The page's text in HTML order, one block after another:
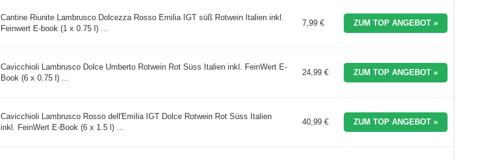
Cantine Riunite Lambrusco Dolcezza Rosso Emilia IGT süß Rotwein Italien inkl.
Feinwert E-book (1 x 0.75 l) ...
7,99 € ZUM TOP ANGEBOT »
Cavicchioli Lambrusco Dolce Umberto Rotwein Rot Süss Italien inkl. FeinWert E-
Book (6 x 0.75 l) ...
24,99 € ZUM TOP ANGEBOT »
Cavicchioli Lambrusco Rosso dell'Emilia IGT Dolce Rotwein Rot Süss Italien
inkl. FeinWert E-Book (6 x 1.5 l) ...
40,99 € ZUM TOP ANGEBOT »